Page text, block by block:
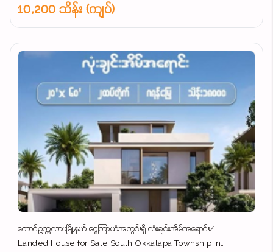
10,200 သိန်း (ကျပ်)
တောင်ဥက္ကလာပမြို့နယ် ​ငွေကြာယံအတွင်းရှိ လုံးချင်းအိမ်အ​ရောင်း/
Landed House for Sale South Okkalapa Township in